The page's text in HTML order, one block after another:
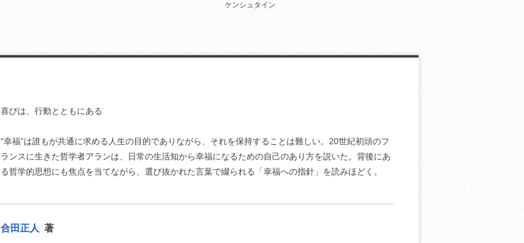
ケンシュタイン
喜びは、行動とともにある
“幸福”は誰もが共通に求める人生の目的でありながら、それを保持することは難しい。20世紀初頭のフ
ランスに生きた哲学者アランは、日常の生活知から幸福になるための自己のあり方を説いた。背後にあ
る哲学的思想にも焦点を当てながら、選び抜かれた言葉で綴られる「幸福への指針」を読みほどく。
合田正人 著